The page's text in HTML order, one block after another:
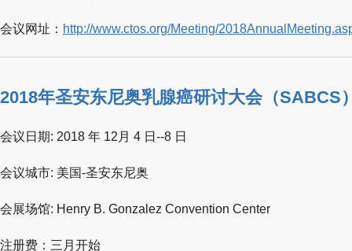
会议网址： http://www.ctos.org/Meeting/
2018年圣安东尼奥乳腺癌研讨大会（SABCS
会议日期: 2018 年 12月 4 日--8 日
会议城市: 美国-圣安东尼奥
会展场馆: Henry B. Gonzalez Convention Center
注册费：三月开始